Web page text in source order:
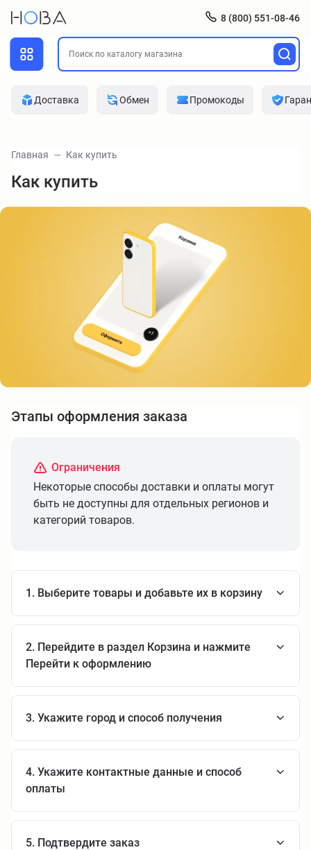
8 (800) 551-08-46
Доставка Обмен Промокоды
Главная Как купить
Как купить
Этапы оформления заказа
Ограничения
Некоторые способы доставки и оплаты могут
быть не доступны для отдельных регионов и
категорий товаров.
1. Выберите товары и добавьте их в корзину
2. Перейдите в раздел Корзина и нажмите
Перейти к оформлению
3. Укажите город и способ получения
4. Укажите контактные данные и способ
оплаты
5. Подтвердите заказ